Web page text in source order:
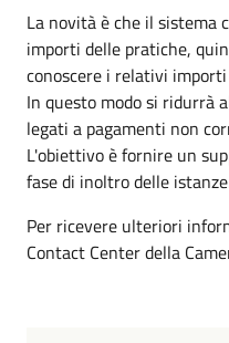
La novità è che il sistema
importi delle pratiche,
conoscere i relativi
In questo modo si ridurrà
legati a pagamenti non
L'obiettivo è fornire un
fase di inoltro delle
Per ricevere ulteriori
Contact Center della